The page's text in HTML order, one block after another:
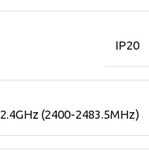
IP20
2.4GHz (2400-2483.5MHz)